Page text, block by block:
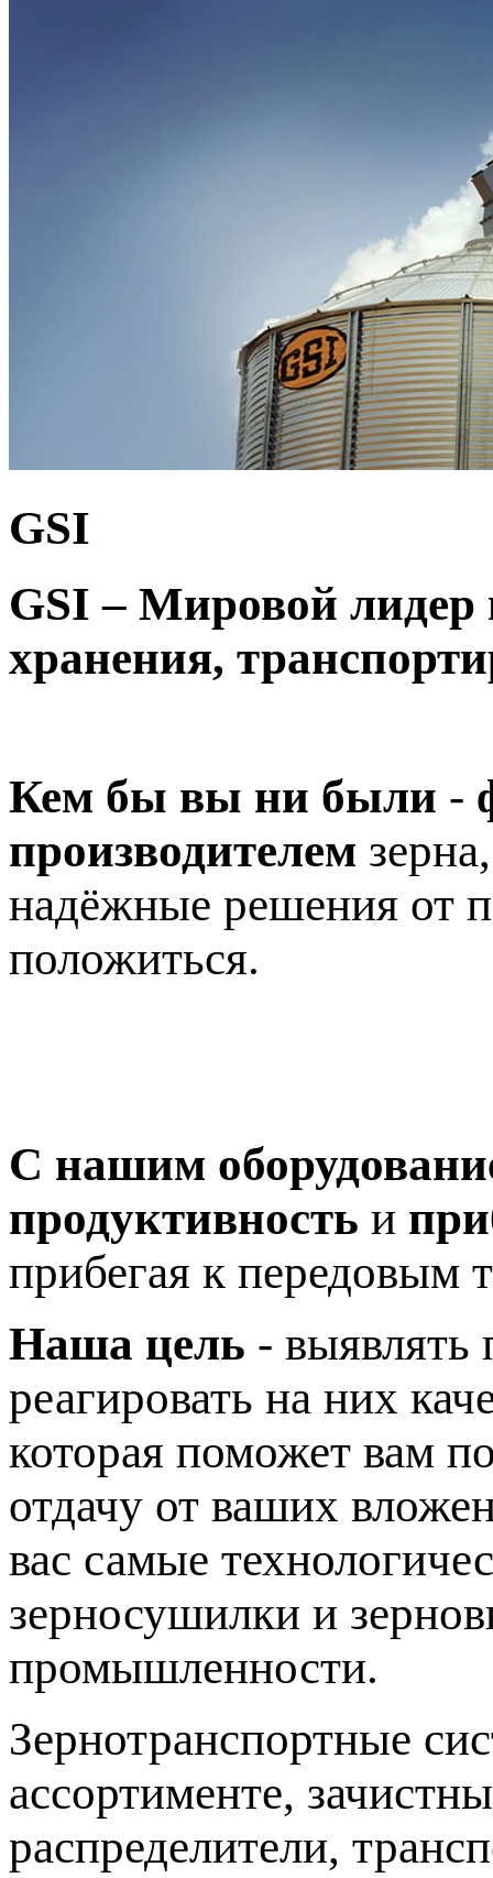
GSI
GSI – Мировой лидер
хранения,
Кем бы вы ни были -
производителем
надёжные решения от
положиться.
C нашим
продуктивность и
прибегая к
Наша цель - выявлять
реагировать на них
которая поможет вам
отдачу от ваших
вас самые
зерносушилки и
промышленности.
Зернотранспортные
ассортименте,
распределители,